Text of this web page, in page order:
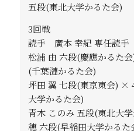
五段(東北大学かるた会)
3回戦
読手 廣本 幸紀 専任読手
松浦 由 六段(慶應かるた
(千葉漣かるた会)
坪田 翼 七段(東京東会) ×
大学かるた会)
青木 このみ 五段(東北大
穂 六段(早稲田大学かるた